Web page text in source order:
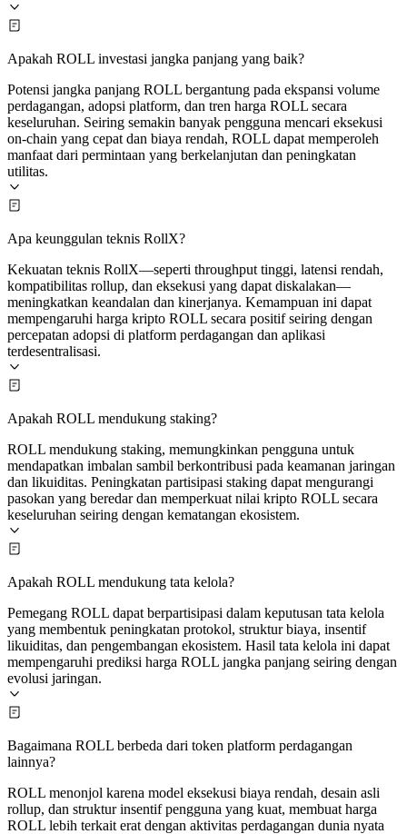
Apakah ROLL investasi jangka panjang yang baik?
Potensi jangka panjang ROLL bergantung pada ekspansi volume
perdagangan, adopsi platform, dan tren harga ROLL secara
keseluruhan. Seiring semakin banyak pengguna mencari eksekusi
on-chain yang cepat dan biaya rendah, ROLL dapat memperoleh
manfaat dari permintaan yang berkelanjutan dan peningkatan
utilitas.
Apa keunggulan teknis RollX?
Kekuatan teknis RollX—seperti throughput tinggi, latensi rendah,
kompatibilitas rollup, dan eksekusi yang dapat diskalakan—
meningkatkan keandalan dan kinerjanya. Kemampuan ini dapat
mempengaruhi harga kripto ROLL secara positif seiring dengan
percepatan adopsi di platform perdagangan dan aplikasi
terdesentralisasi.
Apakah ROLL mendukung staking?
ROLL mendukung staking, memungkinkan pengguna untuk
mendapatkan imbalan sambil berkontribusi pada keamanan jaringan
dan likuiditas. Peningkatan partisipasi staking dapat mengurangi
pasokan yang beredar dan memperkuat nilai kripto ROLL secara
keseluruhan seiring dengan kematangan ekosistem.
Apakah ROLL mendukung tata kelola?
Pemegang ROLL dapat berpartisipasi dalam keputusan tata kelola
yang membentuk peningkatan protokol, struktur biaya, insentif
likuiditas, dan pengembangan ekosistem. Hasil tata kelola ini dapat
mempengaruhi prediksi harga ROLL jangka panjang seiring dengan
evolusi jaringan.
Bagaimana ROLL berbeda dari token platform perdagangan
lainnya?
ROLL menonjol karena model eksekusi biaya rendah, desain asli
rollup, dan struktur insentif pengguna yang kuat, membuat harga
ROLL lebih terkait erat dengan aktivitas perdagangan dunia nyata